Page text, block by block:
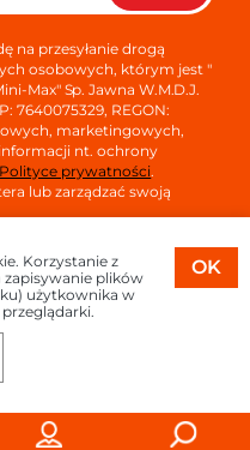
na przesyłanie drogą
osobowych, którym jest "
Max" Sp. Jawna W.M.D.J.
7640075329, REGON:
marketingowych,
nt. ochrony
Polityce prywatności.
lub zarządzać swoją
2026
OK
Korzystanie z
plików
użytkownika w